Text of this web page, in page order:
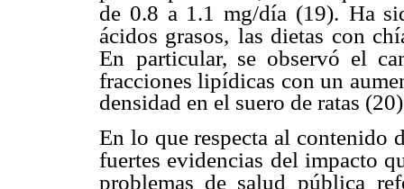
de 0.8 a 1.1 mg/día (19). Ha
ácidos grasos, las dietas con
En particular, se observó el
fracciones lipídicas con un
densidad en el suero de ratas
En lo que respecta al contenido
fuertes evidencias del impacto
problemas de salud pública